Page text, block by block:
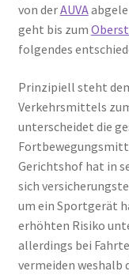
von derAUVA
geht bis zum
folgendes
Prinzipiell steht
Verkehrsmittels
unterscheidet die
Gerichtshof hat in
sich
um ein Sportgerät
erhöhten Risiko
allerdings bei
vermeiden